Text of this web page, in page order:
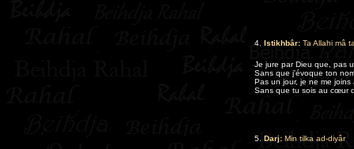
4. Istikhbâr: Ta Allahi mâ
Je jure par Dieu que, pas
Sans que j'évoque ton
Pas un jour, je ne me
Sans que tu sois au cœur
5. Darj: Min tilka ad-diyâr